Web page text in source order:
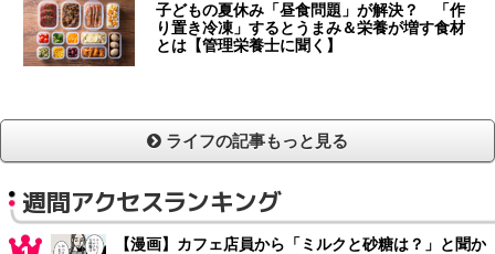
子どもの夏休み「昼食問題」が解決？ 「作
り置き冷凍」するとうまみ＆栄養が増す食材
とは【管理栄養士に聞く】
ライフの記事もっと見る
週間アクセスランキング
【漫画】カフェ店員から「ミルクと砂糖は？」と聞か